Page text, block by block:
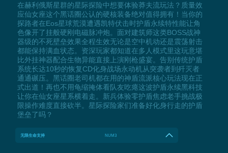
在赫利俄斯星群的星际探险中想要体验莽夫流玩法？质量效
应仙女座这个黑话圈公认的硬核装备绝对值得拥有！当你的
探路者在Eos星球荒漠遭遇凯特伏击时护盾永续特性能让角
色像开了挂般硬刚电磁脉冲炮。面对建筑师这类BOSS战神
器级的不死壁垒效果全程生效无论是空中机动还是震荡射击
都能保持满血状态。资深玩家都知道在多人模式里这玩意堪
比外挂神器配合生物异能直接上演刚枪盛宴。告别传统护盾
系统长达10秒的恢复CD化身战场永动机从突袭者到歼灭者
通通碾压。黑话圈老司机都在用的神盾流派核心玩法现在正
式出道！再也不用龟缩掩体看队友吃瘪这波护盾永续黑科技
让你在仙女座星系横着走。新兵体验零护盾焦虑老手挑战极
限操作难度直接砍半。星际探险家们准备好化身行走的护盾
堡垒了吗？
无限生命支持 NUM3